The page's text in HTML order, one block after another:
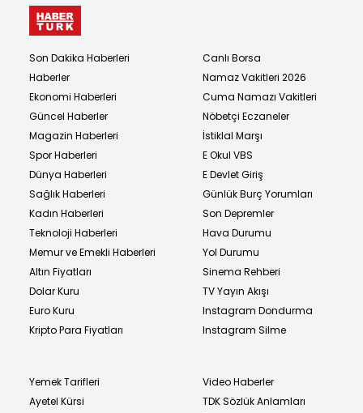
Son Dakika Haberleri
Haberler
Ekonomi Haberleri
Güncel Haberler
Magazin Haberleri
Spor Haberleri
Dünya Haberleri
Sağlık Haberleri
Kadın Haberleri
Teknoloji Haberleri
Memur ve Emekli Haberleri
Altın Fiyatları
Dolar Kuru
Euro Kuru
Kripto Para Fiyatları
Canlı Borsa
Namaz Vakitleri 2026
Cuma Namazı Vakitleri
Nöbetçi Eczaneler
İstiklal Marşı
E Okul VBS
E Devlet Giriş
Günlük Burç Yorumları
Son Depremler
Hava Durumu
Yol Durumu
Sinema Rehberi
TV Yayın Akışı
Instagram Dondurma
Instagram Silme
Yemek Tarifleri
Ayetel Kürsi
Video Haberler
TDK Sözlük Anlamları